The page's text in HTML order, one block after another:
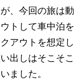
、今回の旅は動
トして車中泊を
アウトを想定し
出しはそこそこ
ました。